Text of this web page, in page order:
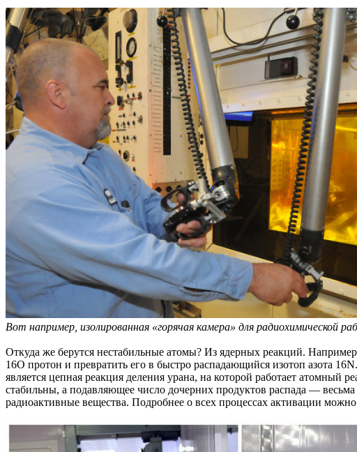
Вот например, изолированная «горячая камера» для радиохимической
Откуда же берутся нестабильные атомы? Из ядерных реакций.
16О протон и превратить его в быстро распадающийся изотоп азота
является цепная реакция деления урана, на которой работает атомный
стабильны, а подавляющее число дочерних продуктов распада — весьма
радиоактивные вещества. Подробнее о всех процессах активации